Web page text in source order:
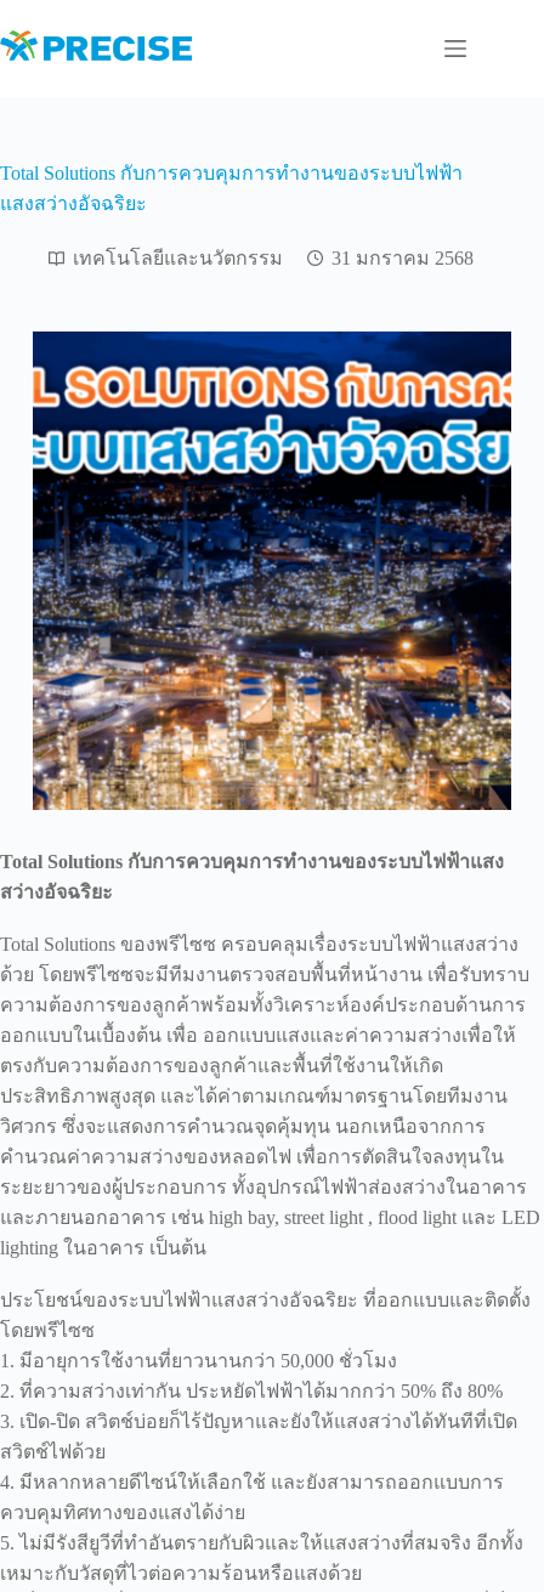
to
content
Total Solutions กับการควบคุมการทำงานของระบบไฟฟ้า
แสงสว่างอัจฉริยะ
เทคโนโลยีและนวัตกรรม 31 มกราคม 2568
Total Solutions กับการควบคุมการทำงานของระบบไฟฟ้าแสง
สว่างอัจฉริยะ
Total Solutions ของพรีไซซ ครอบคลุมเรื่องระบบไฟฟ้าแสงสว่าง
ด้วย โดยพรีไซซจะมีทีมงานตรวจสอบพื้นที่หน้างาน เพื่อรับทราบ
ความต้องการของลูกค้าพร้อมทั้งวิเคราะห์องค์ประกอบด้านการ
ออกแบบในเบื้องต้น เพื่อ ออกแบบแสงและค่าความสว่างเพื่อให้
ตรงกับความต้องการของลูกค้าและพื้นที่ใช้งานให้เกิด
ประสิทธิภาพสูงสุด และได้ค่าตามเกณฑ์มาตรฐานโดยทีมงาน
วิศวกร ซึ่งจะแสดงการคำนวณจุดคุ้มทุน นอกเหนือจากการ
คำนวณค่าความสว่างของหลอดไฟ เพื่อการตัดสินใจลงทุนใน
ระยะยาวของผู้ประกอบการ ทั้งอุปกรณ์ไฟฟ้าส่องสว่างในอาคาร
และภายนอกอาคาร เช่น high bay, street light , flood light และ LED
lighting ในอาคาร เป็นต้น
ประโยชน์ของระบบไฟฟ้าแสงสว่างอัจฉริยะ ที่ออกแบบและติดตั้ง
โดยพรีไซซ
1. มีอายุการใช้งานที่ยาวนานกว่า 50,000 ชั่วโมง
2. ที่ความสว่างเท่ากัน ประหยัดไฟฟ้าได้มากกว่า 50% ถึง 80%
3. เปิด-ปิด สวิตช์บ่อยก็ไร้ปัญหาและยังให้แสงสว่างได้ทันทีที่เปิด
สวิตช์ไฟด้วย
4. มีหลากหลายดีไซน์ให้เลือกใช้ และยังสามารถออกแบบการ
ควบคุมทิศทางของแสงได้ง่าย
5. ไม่มีรังสียูวีที่ทำอันตรายกับผิวและให้แสงสว่างที่สมจริง อีกทั้ง
เหมาะกับวัสดุที่ไวต่อความร้อนหรือแสงด้วย